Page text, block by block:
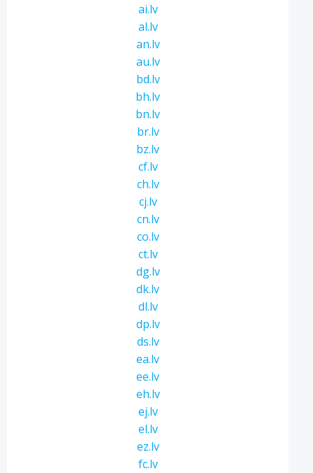
ai.lv
al.lv
an.lv
au.lv
bd.lv
bh.lv
bn.lv
br.lv
bz.lv
cf.lv
ch.lv
cj.lv
cn.lv
co.lv
ct.lv
dg.lv
dk.lv
dl.lv
dp.lv
ds.lv
ea.lv
ee.lv
eh.lv
ej.lv
el.lv
ez.lv
fc.lv